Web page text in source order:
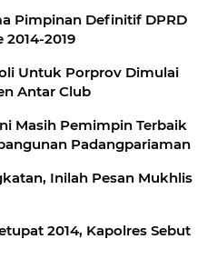
Pimpinan Definitif DPRD
2019
Untuk Porprov Dimulai
Antar Club
Masih Pemimpin Terbaik
Padangpariaman
Inilah Pesan Mukhlis
2014, Kapolres Sebut